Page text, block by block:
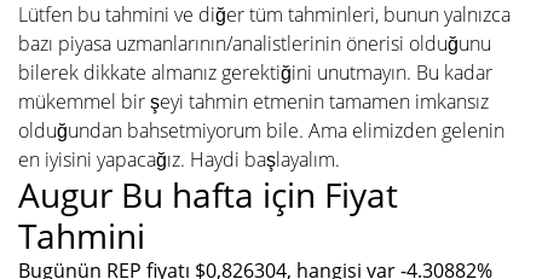
Lütfen bu tahmini ve diğer tüm tahminleri, bunun yalnızca
bazı piyasa uzmanlarının/analistlerinin önerisi olduğunu
bilerek dikkate almanız gerektiğini unutmayın. Bu kadar
mükemmel bir şeyi tahmin etmenin tamamen imkansız
olduğundan bahsetmiyorum bile. Ama elimizden gelenin
en iyisini yapacağız. Haydi başlayalım.
Augur Bu hafta için Fiyat
Tahmini
Bugünün REP fiyatı $0,826304, hangisi var -4.30882%